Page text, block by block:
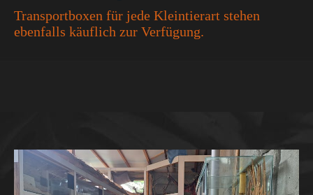
Transportboxen für jede Kleintierart stehen
ebenfalls käuflich zur Verfügung.